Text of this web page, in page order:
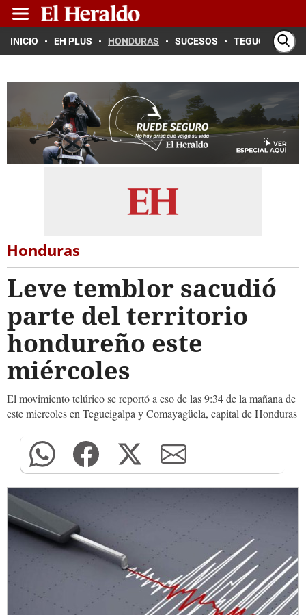
INICIO EH PLUS HONDURAS SUCESOS TEGUCIGALPA
Honduras
Leve temblor sacudió
parte del territorio
hondureño este
miércoles
El movimiento telúrico se reportó a eso de las 9:34 de la mañana de
este miercoles en Tegucigalpa y Comayagüela, capital de Honduras